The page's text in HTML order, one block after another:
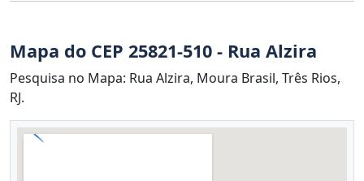
Mapa do CEP 25821-510 - Rua Alzira
Pesquisa no Mapa: Rua Alzira, Moura Brasil, Três Rios,
RJ.